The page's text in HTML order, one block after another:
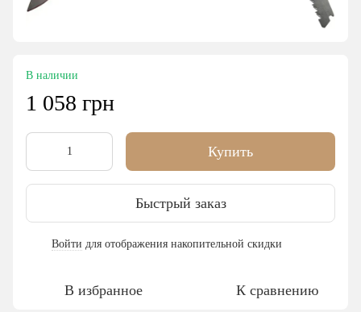
В наличии
1 058 грн
Купить
Быстрый заказ
Войти для отображения накопительной скидки
В избранное К сравнению